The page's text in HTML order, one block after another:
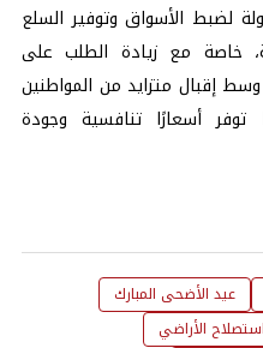
لضبط الأسواق وتوفير السلع
خاصة مع زيادة الطلب على
إقبال متزايد من المواطنين
توفر أسعارًا تنافسية وجودة
عيد الأضحى المبارك
الأراضي